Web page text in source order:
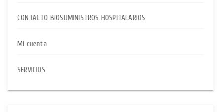
CONTACTO BIOSUMINISTROS HOSPITALARIOS
Mi cuenta
SERVICIOS